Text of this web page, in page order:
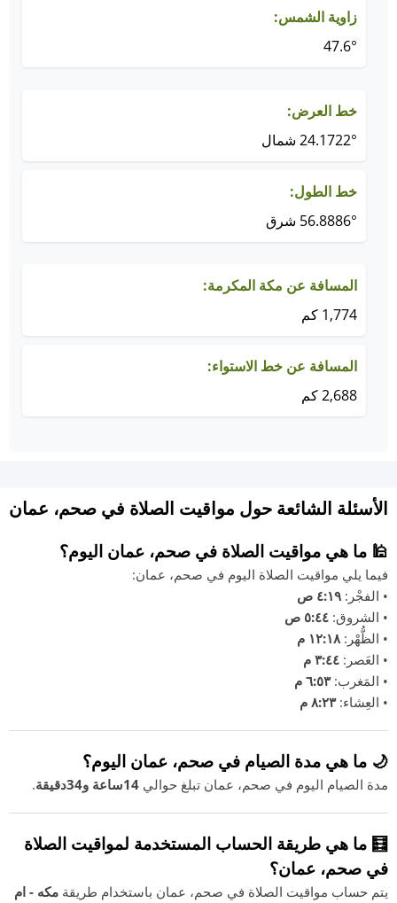
زاوية الشمس:
47.6°
خط العرض:
24.1722° شمال
خط الطول:
56.8886° شرق
المسافة عن مكة المكرمة:
1,774 كم
المسافة عن خط الاستواء:
2,688 كم
الأسئلة الشائعة حول مواقيت الصلاة في صحم، عمان
🕌 ما هي مواقيت الصلاة في صحم، عمان اليوم؟
فيما يلي مواقيت الصلاة اليوم في صحم، عمان:
• الفجْر: ٤:١٩ ص
• الشروق: ٥:٤٤ ص
• الظُّهْر:١٢:١٨ م
• العَصر: ٣:٤٤ م
• المَغرب:٦:٥٣ م
• العِشاء:٨:٢٣ م
🌙 ما هي مدة الصيام في صحم، عمان اليوم؟
مدة الصيام اليوم في صحم، عمان تبلغ حوالي 14ساعة و34دقيقة .
🧮 ما هي طريقة الحساب المستخدمة لمواقيت الصلاة
في صحم، عمان؟
يتم حساب مواقيت الصلاة في صحم، عمان باستخدام طريقة مكه - ام